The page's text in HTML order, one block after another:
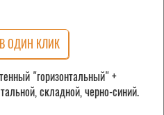
В ОДИН КЛИК
"горизонтальный" +
складной, черно-синий.